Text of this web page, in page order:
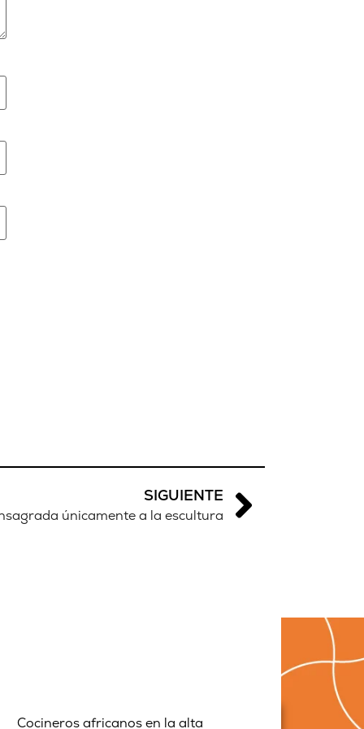
SIGUIENTE
únicamente a la escultura
Cocineros africanos en la alta